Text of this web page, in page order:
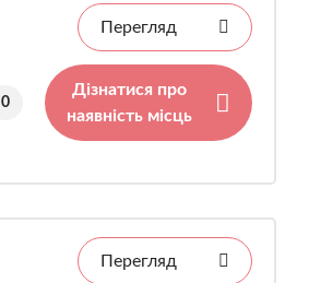
0
Перегляд
Дізнатися про
наявність місць
Перегляд